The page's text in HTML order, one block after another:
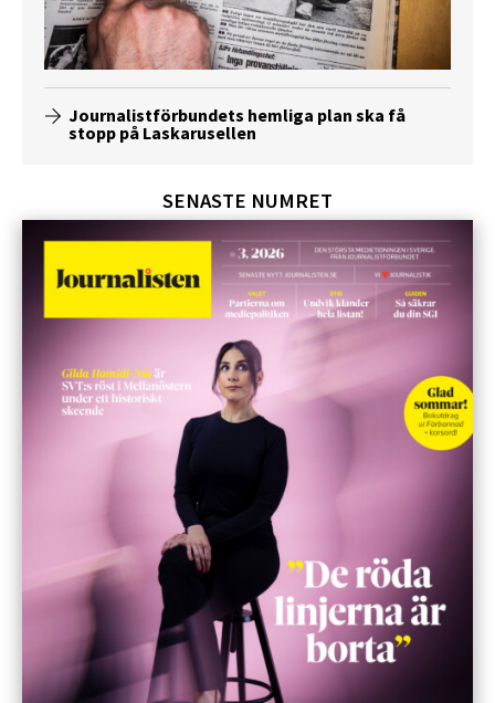
Journalistförbundets hemliga plan ska få
stopp på Laskarusellen
SENASTE NUMRET